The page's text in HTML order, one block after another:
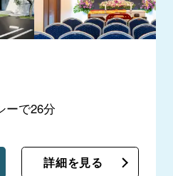
ーで26分
詳細を見る